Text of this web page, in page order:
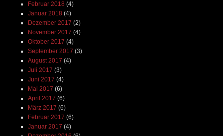
Februar 2018 (4)
Januar 2018 (4)
Dezember 2017 (2)
November 2017 (4)
Oktober 2017 (4)
September 2017 (3)
August 2017 (4)
Juli 2017 (3)
Juni 2017 (4)
Mai 2017 (6)
April 2017 (6)
März 2017 (6)
Februar 2017 (6)
Januar 2017 (4)